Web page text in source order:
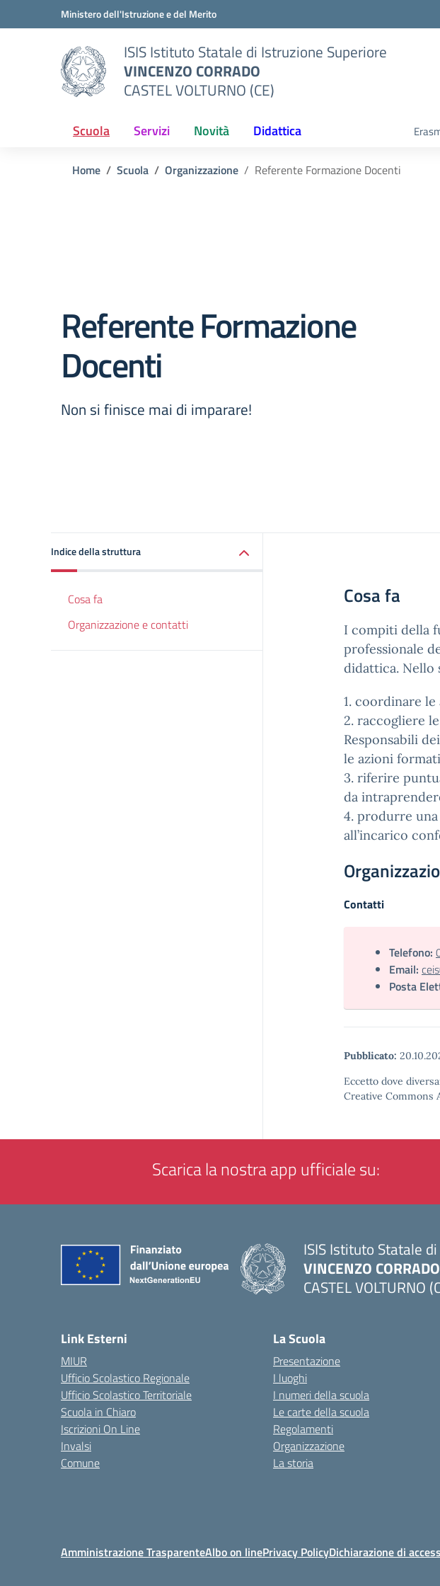
Vai ai contenuti
Vai al menu di navigazioneMinistero dell'Istruzione e del Merito
ISIS Istituto Statale di Istruzione Superiore
VINCENZO CORRADO
CASTEL VOLTURNO (CE)
Scuola Servizi Novità Didattica
Home Scuola Organizzazione Referente Formazione Docenti
Referente Formazione
Docenti
Non si finisce mai di imparare!
Indice della struttura
Cosa fa
Organizzazione e contatti
Cosa fa
I compiti della
professionale
didattica. Nello
1. coordinare
2. raccogliere
Responsabili
le azioni
3. riferire
da
4. produrre
all’incarico
Contatti
Telefono:
Email:
Posta
Pubblicato:
Eccetto dove
Creative Commons
Scarica la nostra app ufficiale su:
ISIS Istituto Statale
VINCENZO CORRADO
CASTEL VOLTURNO
Link Esterni
MIUR
Ufficio Scolastico Regionale
Ufficio Scolastico Territoriale
Scuola in Chiaro
Iscrizioni On Line
Invalsi
Comune
La Scuola
Presentazione
I luoghi
I numeri della scuola
Le carte della scuola
Regolamenti
Organizzazione
La storia
Amministrazione TrasparenteAlbo on linePrivacy PolicyDichiarazione di